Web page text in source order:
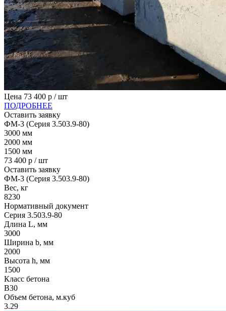
Цена 73 400 р / шт
ПОДРОБНЕЕ
Оставить заявку
ФМ-3 (Серия 3.503.9-80)
3000 мм
2000 мм
1500 мм
73 400 р / шт
Оставить заявку
ФМ-3 (Серия 3.503.9-80)
Вес, кг
8230
Нормативный документ
Серия 3.503.9-80
Длина L, мм
3000
Ширина b, мм
2000
Высота h, мм
1500
Класс бетона
B30
Объем бетона, м.куб
3.29